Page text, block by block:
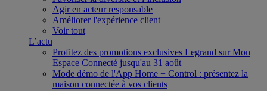
Agir en acteur responsable
Améliorer l'expérience client
Voir tout
L’actu
Profitez des promotions exclusives Legrand sur Mon
Espace Connecté jusqu'au 31 août
Mode démo de l'App Home + Control : présentez la
maison connectée à vos clients